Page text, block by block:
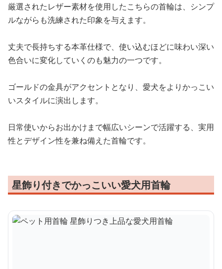
厳選されたレザー素材を使用したこちらの首輪は、シンプ
ルながらも洗練された印象を与えます。
丈夫で長持ちする本革仕様で、使い込むほどに味わい深い
色合いに変化していくのも魅力の一つです。
ゴールドの金具がアクセントとなり、愛犬をよりかっこい
いスタイルに演出します。
日常使いからお出かけまで幅広いシーンで活躍する、実用
性とデザイン性を兼ね備えた首輪です。
星飾り付きでかっこいい愛犬用首輪